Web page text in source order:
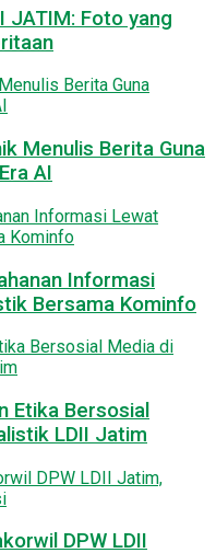
JATIM: Foto yang
Menulis Berita Guna
AI
Informasi
Bersama Kominfo
Etika Bersosial
LDII Jatim
DPW LDII